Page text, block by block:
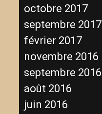
octobre 2017
septembre 2017
février 2017
novembre 2016
septembre 2016
août 2016
juin 2016